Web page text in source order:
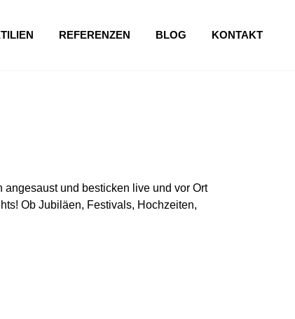
REFERENZEN BLOG KONTAKT
und besticken live und vor Ort
Ob Jubiläen, Festivals, Hochzeiten,